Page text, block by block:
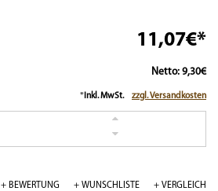
11,07€*
Netto: 9,30€
* Inkl. MwSt. zzgl. Versandkosten
+ BEWERTUNG + WUNSCHLISTE + VERGLEICH